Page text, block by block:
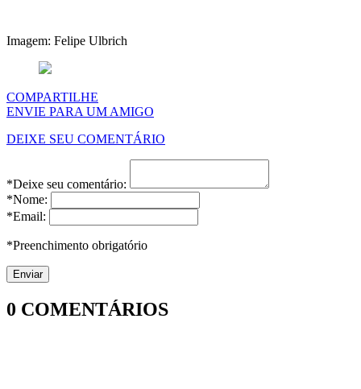
Imagem: Felipe Ulbrich
COMPARTILHE
ENVIE PARA UM AMIGO
DEIXE SEU COMENTÁRIO
*Deixe seu comentário:
*Nome:
*Email:
*Preenchimento obrigatório
0 COMENTÁRIOS